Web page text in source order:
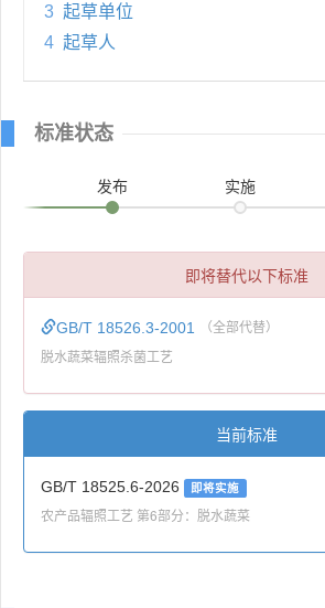
3 起草单位
4 起草人
标准状态
发布 实施
即将替代以下标准
GB/T 18526.3-2001 （全部代替）
脱水蔬菜辐照杀菌工艺
当前标准
GB/T 18525.6-2026 即将实施
农产品辐照工艺 第6部分：脱水蔬菜